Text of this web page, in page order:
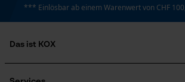
Schrägschnitt
Nein
–10 bis +50°C
*** Einlösbar ab einem Warenwert von CHF
Das ist KOX
Kontaktaufnahme per